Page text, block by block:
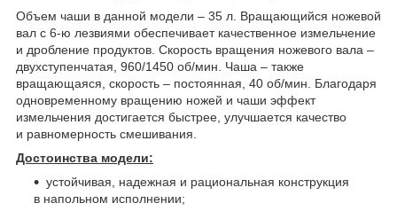
Объем чаши в данной модели – 35 л. Вращающийся ножевой
вал с 6-ю лезвиями обеспечивает качественное измельчение
и дробление продуктов. Скорость вращения ножевого вала –
двухступенчатая, 960/1450 об/мин. Чаша – также
вращающаяся, скорость – постоянная, 40 об/мин. Благодаря
одновременному вращению ножей и чаши эффект
измельчения достигается быстрее, улучшается качество
и равномерность смешивания.
Достоинства модели:
устойчивая, надежная и рациональная конструкция
в напольном исполнении;